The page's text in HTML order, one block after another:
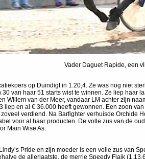
Vader Daguet Rapide, een
op Duindigt in 1.20,4. Ze was nog niet
van haar 51 starts wist te winnen. Ze liep
Willem van der Meer, vandaar LM achter zijn
en al € 36.000 heeft gewonnen. Een zoon
verdiend. Na Barfighter verhuisde
voor al haar producten. De volle zus van de
Main Wise As.
Pride en zijn moeder is een volle zus van
de allerlaatste, de merrie Speedy Flaik